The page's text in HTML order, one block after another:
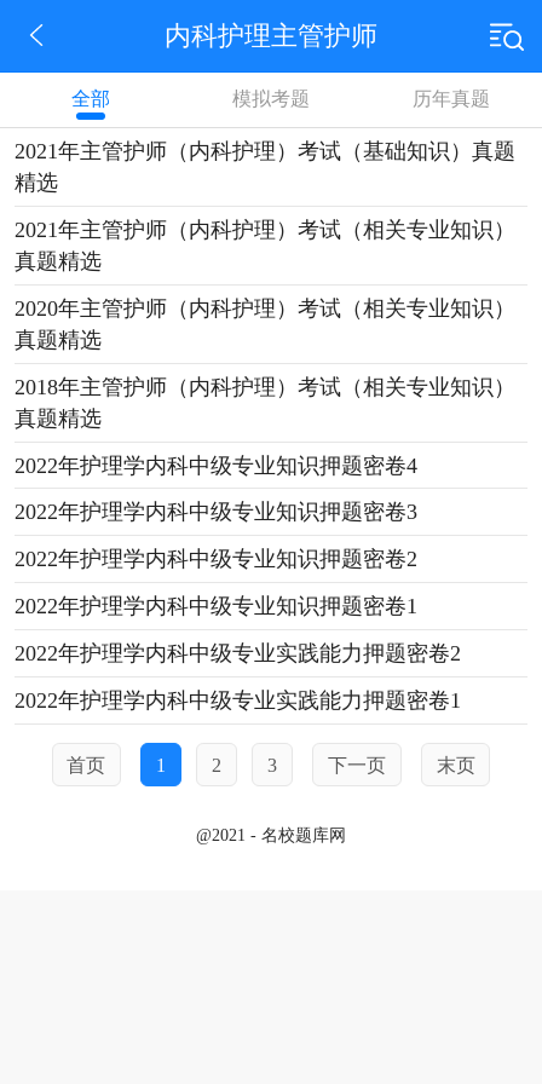
内科护理主管护师
全部 模拟考题 历年真题
2021年主管护师（内科护理）考试（基础知识）真题
精选
2021年主管护师（内科护理）考试（相关专业知识）
真题精选
2020年主管护师（内科护理）考试（相关专业知识）
真题精选
2018年主管护师（内科护理）考试（相关专业知识）
真题精选
2022年护理学内科中级专业知识押题密卷4
2022年护理学内科中级专业知识押题密卷3
2022年护理学内科中级专业知识押题密卷2
2022年护理学内科中级专业知识押题密卷1
2022年护理学内科中级专业实践能力押题密卷2
2022年护理学内科中级专业实践能力押题密卷1
首页 1 2 3 下一页 末页
@2021 - 名校题库网